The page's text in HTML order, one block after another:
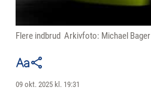
Flere indbrud Arkivfoto: Michael Bager
09 okt. 2025 kl. 19:31